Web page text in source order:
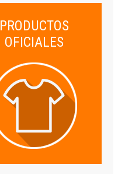
PRODUCTOS
OFICIALES